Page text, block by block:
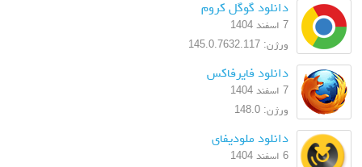
دانلود گوگل کروم
7 اسفند 1404
ورژن: 145.0.7632.117
دانلود فایرفاکس
7 اسفند 1404
ورژن: 148.0
دانلود ملودیفای
6 اسفند 1404